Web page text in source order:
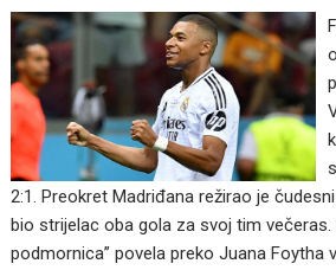
2:1. Preokret Madriđana režirao je
bio strijelac oba gola za svoj tim večeras.
podmornica” povela preko Juana Foytha